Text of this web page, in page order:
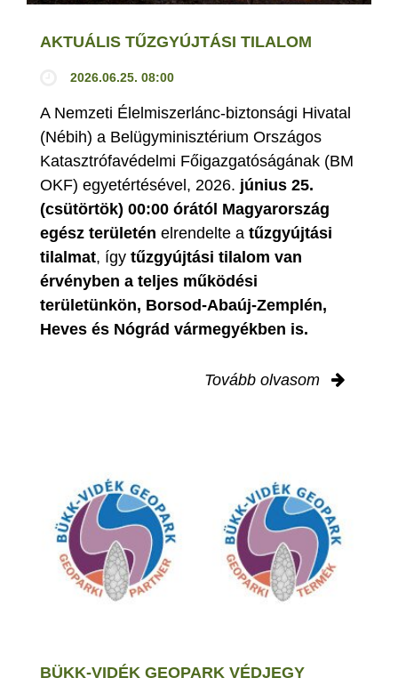
AKTUÁLIS TŰZGYÚJTÁSI TILALOM
2026.06.25. 08:00
A Nemzeti Élelmiszerlánc-biztonsági Hivatal
(Nébih) a Belügyminisztérium Országos
Katasztrófavédelmi Főigazgatóságának (BM
OKF) egyetértésével, 2026. június 25.
(csütörtök) 00:00 órától Magyarország
egész területén elrendelte a tűzgyújtási
tilalmat, így tűzgyújtási tilalom van
érvényben a teljes működési
területünkön, Borsod-Abaúj-Zemplén,
Heves és Nógrád vármegyékben is.
Tovább olvasom
BÜKK-VIDÉK GEOPARK VÉDJEGY